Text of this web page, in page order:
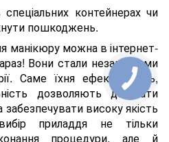
контейнерах чи
пошкоджень.
манікюру можна в інтернет-
Вони стали незамінними
Саме їхня ефективність,
дозволяють досягати
забезпечувати високу якість
приладдя не тільки
процедури, але й